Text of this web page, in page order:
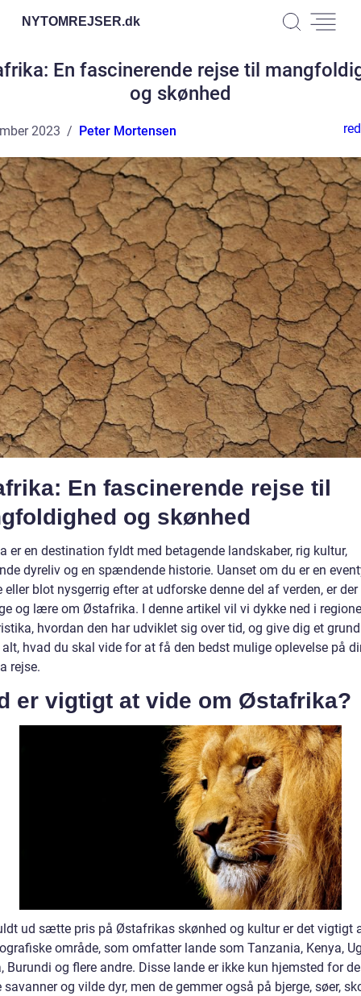
NYTOMREJSER.dk
En fascinerende rejse til
og skønhed
2023 Peter Mortensen
En fascinerende rejse til
og skønhed
er en destination fyldt med betagende landskaber, rig kultur,
dyreliv og en spændende historie. Uanset om du er en
eller blot nysgerrig efter at udforske denne del af verden, er
og lære om Østafrika. I denne artikel vil vi dykke ned i
hvordan den har udviklet sig over tid, og give dig et
hvad du skal vide for at få den bedst mulige oplevelse på
rejse.
er vigtigt at vide om Østafrika?
ud sætte pris på Østafrikas skønhed og kultur er det vigtigt
område, som omfatter lande som Tanzania, Kenya,
Burundi og flere andre. Disse lande er ikke kun hjemsted for de
savanner og vilde dyr, men de gemmer også på bjerge, søer,